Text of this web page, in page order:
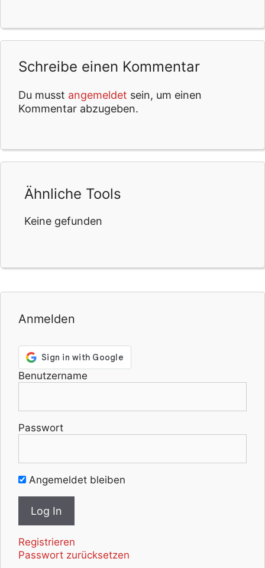
Schreibe einen Kommentar
Du musst angemeldet sein, um einen
Kommentar abzugeben.
Ähnliche Tools
Keine gefunden
Anmelden
Benutzername
Passwort
Angemeldet bleiben
Registrieren
Passwort zurücksetzen